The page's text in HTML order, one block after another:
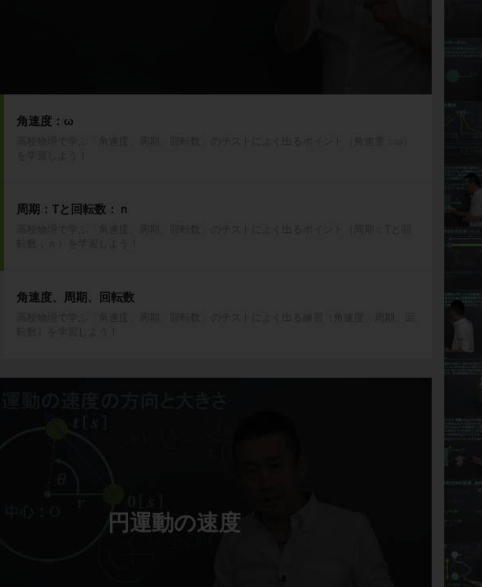
角速度：ω
周期：Tと回転数：ｎ
角速度、周期、回転数
円運動の速度